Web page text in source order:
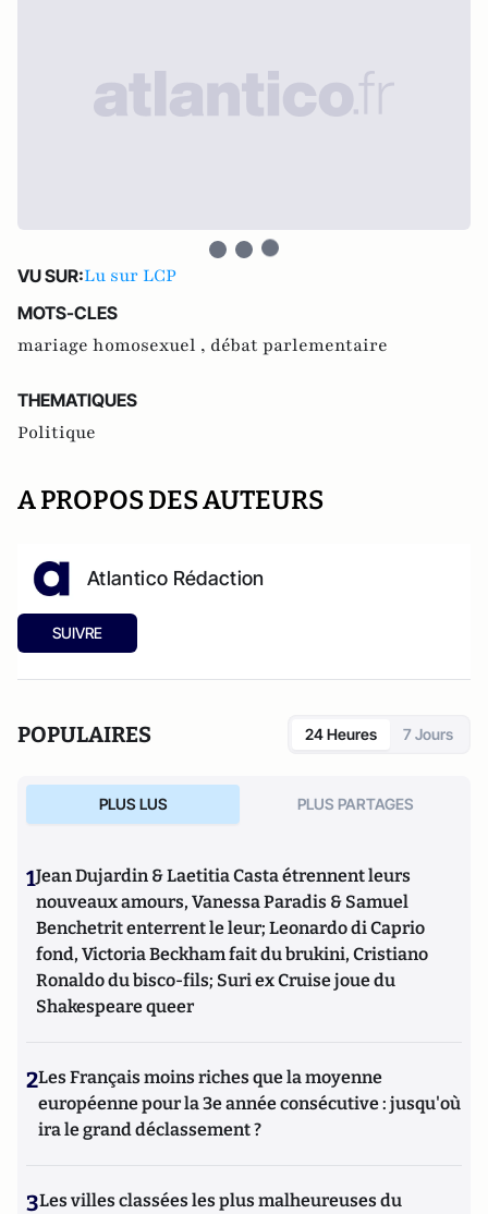
VU SUR:Lu sur LCP
MOTS-CLES
mariage homosexuel , débat parlementaire
THEMATIQUES
Politique
A PROPOS DES AUTEURS
Atlantico Rédaction
SUIVRE
POPULAIRES 24 Heures 7 Jours
PLUS LUS PLUS PARTAGES
1Jean Dujardin & Laetitia Casta étrennent leurs
nouveaux amours, Vanessa Paradis & Samuel
Benchetrit enterrent le leur; Leonardo di Caprio
fond, Victoria Beckham fait du brukini, Cristiano
Ronaldo du bisco-fils; Suri ex Cruise joue du
Shakespeare queer
2Les Français moins riches que la moyenne
européenne pour la 3e année consécutive : jusqu'où
ira le grand déclassement ?
3Les villes classées les plus malheureuses du